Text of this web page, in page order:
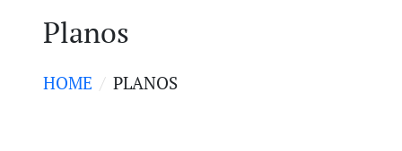
Planos
HOME PLANOS